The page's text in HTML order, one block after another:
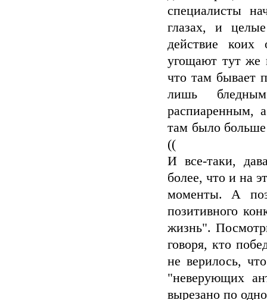
специалисты
глазах, и
действие коих
угощают тут же
что там бывает
лишь
распиаренным,
там было
((
И все-таки,
более, что и на
моменты. А
позитивного
жизнь".
говоря, кто
не верилось,
"неверующих
вырезано по